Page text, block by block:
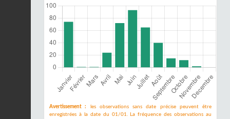
Avertissement :
les observations sans date précise peuvent être
enregistrées à la date du 01/01. La fréquence des observations au